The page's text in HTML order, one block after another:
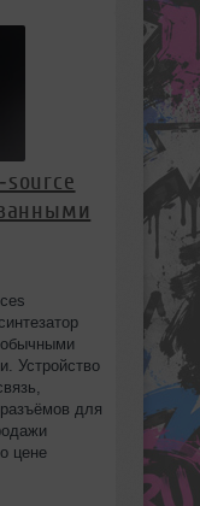
Устройство
для
цене